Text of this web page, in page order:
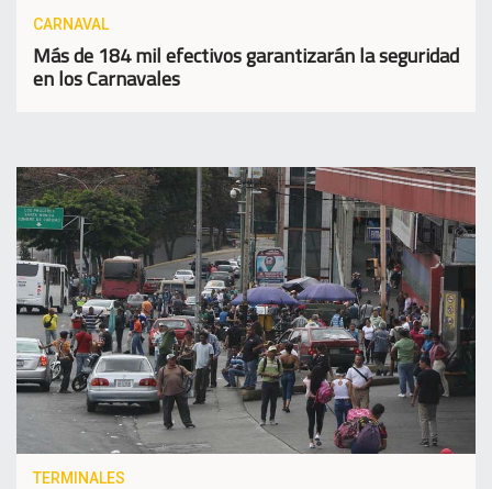
CARNAVAL
Más de 184 mil efectivos garantizarán la seguridad
en los Carnavales
TERMINALES